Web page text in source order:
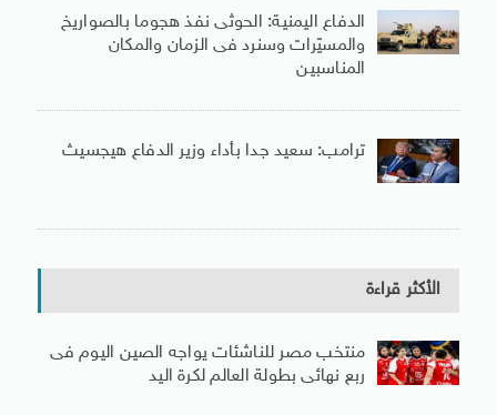
الدفاع اليمنية: الحوثى نفذ هجوما بالصواريخ
والمسيّرات وسنرد فى الزمان والمكان
المناسبين
ترامب: سعيد جدا بأداء وزير الدفاع هيجسيث
الأكثر قراءة
منتخب مصر للناشئات يواجه الصين اليوم فى
ربع نهائى بطولة العالم لكرة اليد